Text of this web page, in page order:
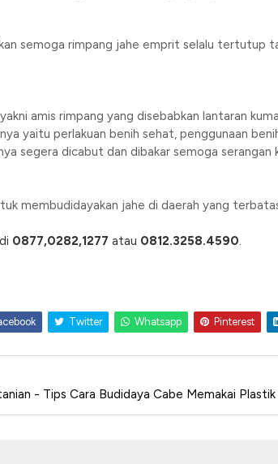
semoga rimpang jahe emprit selalu tertutup
amis rimpang yang disebabkan lantaran
yaitu perlakuan benih sehat, penggunaan
segera dicabut dan dibakar semoga serangan
membudidayakan jahe di daerah yang
di 0877,0282,1277 atau 0812.3258.4590.
Twitter Whatsapp Pinterest
- Tips Cara Budidaya Cabe Memakai